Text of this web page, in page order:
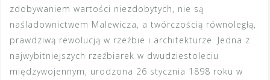
zdobywaniem wartości niezdobytych, nie są
naśladownictwem Malewicza, a twórczością równoległą,
prawdziwą rewolucją w rzeźbie i architekturze. Jedna z
najwybitniejszych rzeźbiarek w dwudziestoleciu
międzywojennym, urodzona 26 stycznia 1898 roku w